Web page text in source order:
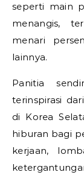
seperti main
menangis,
menari
lainnya.
Panitia
terinspirasi
di Korea
hiburan bagi
kerjaan,